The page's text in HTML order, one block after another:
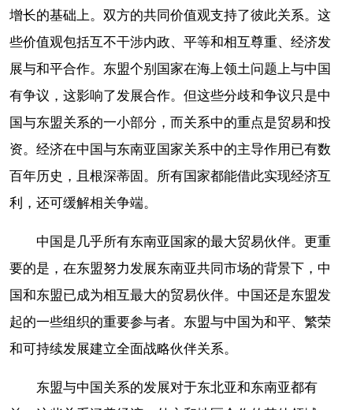
增长的基础上。双方的共同价值观支持了彼此关系。这
些价值观包括互不干涉内政、平等和相互尊重、经济发
展与和平合作。东盟个别国家在海上领土问题上与中国
有争议，这影响了发展合作。但这些分歧和争议只是中
国与东盟关系的一小部分，而关系中的重点是贸易和投
资。经济在中国与东南亚国家关系中的主导作用已有数
百年历史，且根深蒂固。所有国家都能借此实现经济互
利，还可缓解相关争端。
中国是几乎所有东南亚国家的最大贸易伙伴。更重
要的是，在东盟努力发展东南亚共同市场的背景下，中
国和东盟已成为相互最大的贸易伙伴。中国还是东盟发
起的一些组织的重要参与者。东盟与中国为和平、繁荣
和可持续发展建立全面战略伙伴关系。
东盟与中国关系的发展对于东北亚和东南亚都有